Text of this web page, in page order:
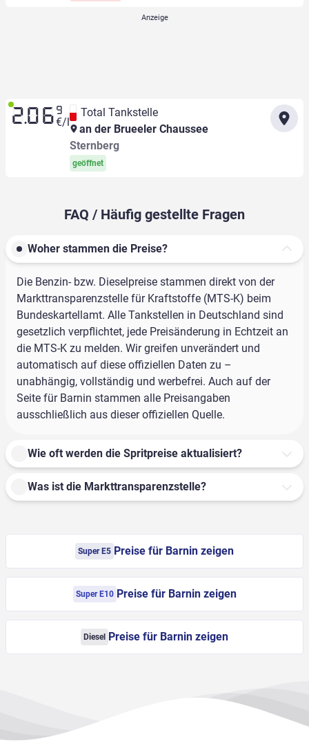
2.06 9
€/l
Total Tankstelle
an der Brueeler Chaussee
Sternberg
geöffnet
FAQ / Häufig gestellte Fragen
Woher stammen die Preise?
Die Benzin- bzw. Dieselpreise stammen direkt von der
Markttransparenzstelle für Kraftstoffe (MTS-K) beim
Bundeskartellamt. Alle Tankstellen in Deutschland sind
gesetzlich verpflichtet, jede Preisänderung in Echtzeit an
die MTS-K zu melden. Wir greifen unverändert und
automatisch auf diese offiziellen Daten zu –
unabhängig, vollständig und werbefrei. Auch auf der
Seite für Barnin stammen alle Preisangaben
ausschließlich aus dieser offiziellen Quelle.
Wie oft werden die Spritpreise aktualisiert?
Was ist die Markttransparenzstelle?
Super E5 Preise für Barnin zeigen
Super E10 Preise für Barnin zeigen
Diesel Preise für Barnin zeigen